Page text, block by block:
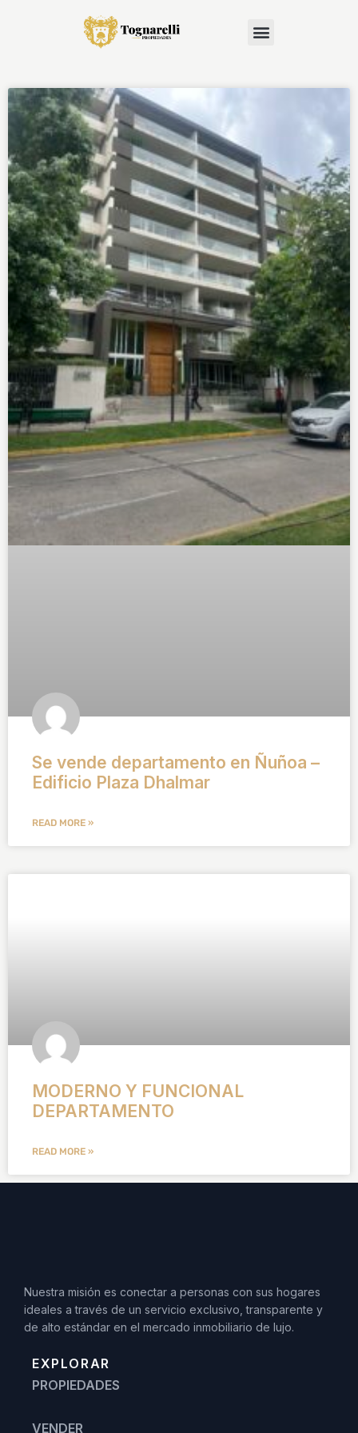
Se vende departamento en Ñuñoa –
Edificio Plaza Dhalmar
READ MORE »
MODERNO Y FUNCIONAL
DEPARTAMENTO
READ MORE »
Nuestra misión es conectar a personas con sus hogares
ideales a través de un servicio exclusivo, transparente y
de alto estándar en el mercado inmobiliario de lujo.
EXPLORAR
PROPIEDADES
VENDER